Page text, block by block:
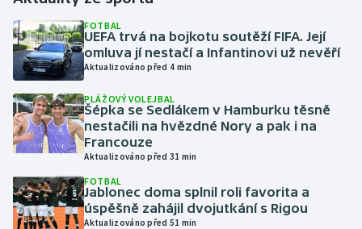
Gymnastika
Házená
Jezdectví
Judo
Krasobruslení
Lezení
FOTBAL
UEFA trvá na bojkotu soutěží FIFA. Její
omluva jí nestačí a Infantinovi už nevěří
Aktualizováno před 4 min
PLÁŽOVÝ VOLEJBAL
Šépka se Sedlákem v Hamburku těsně
nestačili na hvězdné Nory a pak i na
Francouze
Aktualizováno před 31 min
FOTBAL
Jablonec doma splnil roli favorita a
úspěšně zahájil dvojutkání s Rigou
Aktualizováno před 51 min